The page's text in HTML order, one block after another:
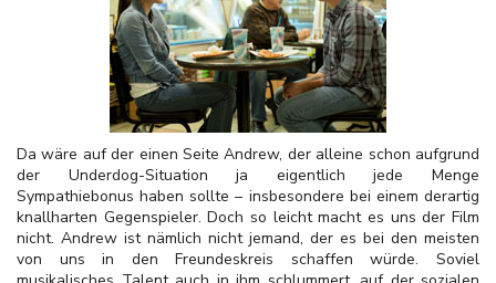
Da wäre auf der einen Seite Andrew, der alleine schon aufgrund
der Underdog-Situation ja eigentlich jede Menge
Sympathiebonus haben sollte – insbesondere bei einem derartig
knallharten Gegenspieler. Doch so leicht macht es uns der Film
nicht. Andrew ist nämlich nicht jemand, der es bei den meisten
von uns in den Freundeskreis schaffen würde. Soviel